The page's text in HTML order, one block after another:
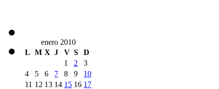
enero 2010
L M X J V S
D
1
2
3
4
5 6 7 8 9
10
11 12 13 14 15 16 17